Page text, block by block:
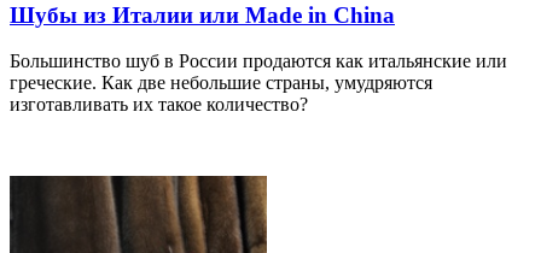
Шубы из Италии или Made in China
Большинство шуб в России продаются как итальянские или
греческие. Как две небольшие страны, умудряются
изготавливать их такое количество?